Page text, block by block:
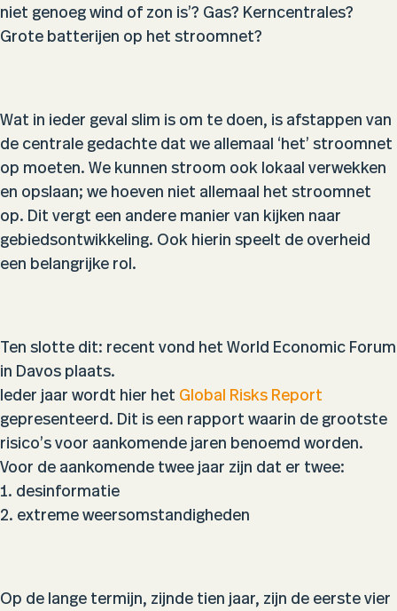
niet genoeg wind of zon is’? Gas? Kerncentrales?
Grote batterijen op het stroomnet?
Wat in ieder geval slim is om te doen, is afstappen van
de centrale gedachte dat we allemaal ‘het’ stroomnet
op moeten. We kunnen stroom ook lokaal verwekken
en opslaan; we hoeven niet allemaal het stroomnet
op. Dit vergt een andere manier van kijken naar
gebiedsontwikkeling. Ook hierin speelt de overheid
een belangrijke rol.
Ten slotte dit: recent vond het World Economic Forum
in Davos plaats.
Ieder jaar wordt hier het Global Risks Report
gepresenteerd. Dit is een rapport waarin de grootste
risico’s voor aankomende jaren benoemd worden.
Voor de aankomende twee jaar zijn dat er twee:
1. desinformatie
2. extreme weersomstandigheden
Op de lange termijn, zijnde tien jaar, zijn de eerste vier